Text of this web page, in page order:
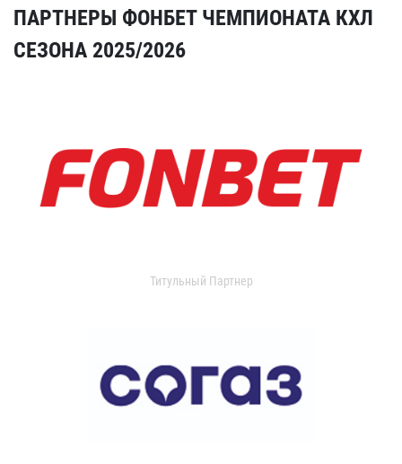
ПАРТНЕРЫ ФОНБЕТ ЧЕМПИОНАТА КХЛ
СЕЗОНА 2025/2026
Титульный Партнер